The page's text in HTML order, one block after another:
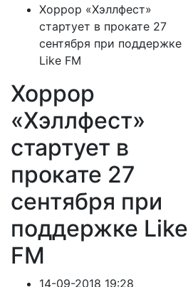
Хоррор «Хэллфест»
стартует в прокате 27
сентября при поддержке
Like FM
Хоррор
«Хэллфест»
стартует в
прокате 27
сентября при
поддержке Like
FM
14-09-2018 19:28